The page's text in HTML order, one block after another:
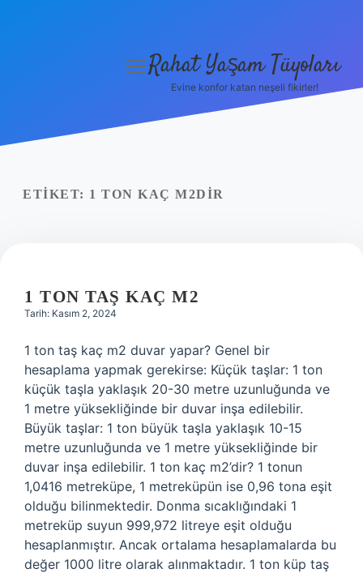
Yasal Uyarı
menüyü
Rahat Yaşam Tüyoları
Evine konfor katan neşeli fikirler!
ETIKET: 1 TON KAÇ M2DIR
1 TON TAŞ KAÇ M2
Tarih: Kasım 2, 2024
1 ton taş kaç m2 duvar yapar? Genel bir
hesaplama yapmak gerekirse: Küçük taşlar: 1 ton
küçük taşla yaklaşık 20-30 metre uzunluğunda ve
1 metre yüksekliğinde bir duvar inşa edilebilir.
Büyük taşlar: 1 ton büyük taşla yaklaşık 10-15
metre uzunluğunda ve 1 metre yüksekliğinde bir
duvar inşa edilebilir. 1 ton kaç m2’dir? 1 tonun
1,0416 metreküpe, 1 metreküpün ise 0,96 tona eşit
olduğu bilinmektedir. Donma sıcaklığındaki 1
metreküp suyun 999,972 litreye eşit olduğu
hesaplanmıştır. Ancak ortalama hesaplamalarda bu
değer 1000 litre olarak alınmaktadır. 1 ton küp taş